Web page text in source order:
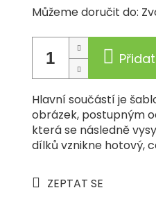
Můžeme doručit do:
Hlavní součástí je
obrázek, postupným
která se následně
dílků vznikne hotový,
ZEPTAT SE